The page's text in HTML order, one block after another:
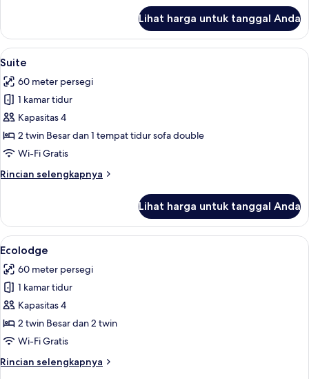
Kamar
Triple
Superior
Lihat harga untuk tanggal Anda
Lihat
semua
foto
untuk
Suite
Suite | Minibar, brankas, meja kerja,
3
Suite
60 meter persegi
1 kamar tidur
Kapasitas 4
2 twin Besar dan 1 tempat tidur sofa double
Wi-Fi Gratis
Rincian selengkapnya
Rincian
Suite
Lihat harga untuk tanggal Anda
Lihat
semua
foto
untuk
Ecolodge
Ecolodge | Minibar, brankas, meja
3
Ecolodge
60 meter persegi
1 kamar tidur
Kapasitas 4
2 twin Besar dan 2 twin
Wi-Fi Gratis
Rincian selengkapnya
Rincian